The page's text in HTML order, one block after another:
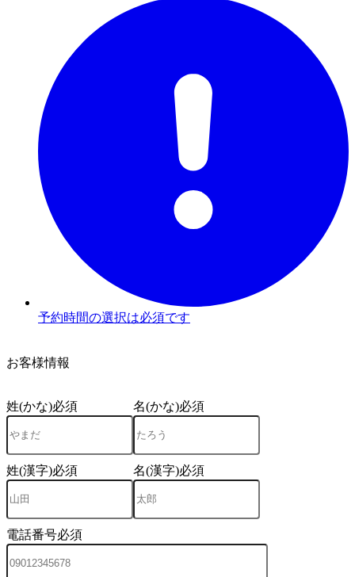
予約時間の選択は必須です
お客様情報
姓(かな)必須 名(かな)必須
姓(漢字)必須 名(漢字)必須
電話番号必須